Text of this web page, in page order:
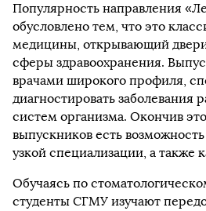
Популярность направления
обусловлено тем, что это
медицины, открывающий
сферы здравоохранения.
врачами широкого профиля,
диагностировать заболевания
систем организма. Окончив
выпускников есть
узкой специализации, а также
Обучаясь по
студенты СГМУ изучают